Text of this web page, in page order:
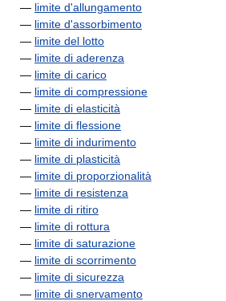
— limite d'allungamento
— limite d'assorbimento
— limite del lotto
— limite di aderenza
— limite di carico
— limite di compressione
— limite di elasticità
— limite di flessione
— limite di indurimento
— limite di plasticità
— limite di proporzionalità
— limite di resistenza
— limite di ritiro
— limite di rottura
— limite di saturazione
— limite di scorrimento
— limite di sicurezza
— limite di snervamento